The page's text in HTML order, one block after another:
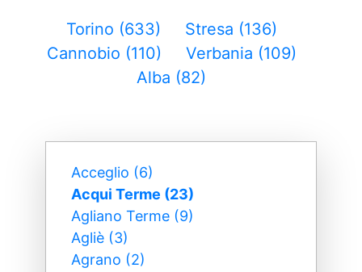
Torino (633)
Stresa (136)
Cannobio (110)
Verbania (109)
Alba (82)
Acceglio (6)
Acqui Terme (23)
Agliano Terme (9)
Agliè (3)
Agrano (2)